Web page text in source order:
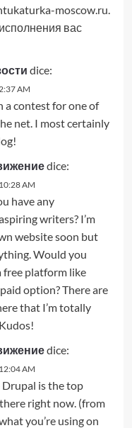
moscow.ru.
вас
dice:
AM
a contest for one of
net. I most certainly
dice:
AM
have any
writers? I’m
website soon but
Would you
free platform like
option? There are
that I’m totally
dice:
AM
is the top
right now. (from
you’re using on